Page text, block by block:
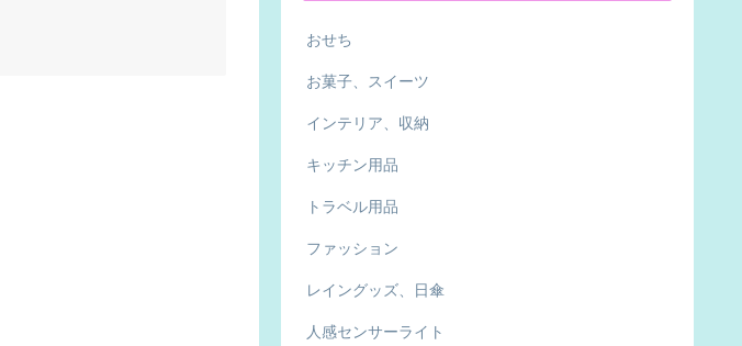
おせち
お菓子、スイーツ
インテリア、収納
キッチン用品
トラベル用品
ファッション
レイングッズ、日傘
人感センサーライト